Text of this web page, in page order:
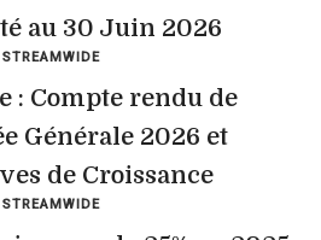
au 30 Juin 2026
STREAMWIDE
: Compte rendu de
Générale 2026 et
de Croissance
STREAMWIDE